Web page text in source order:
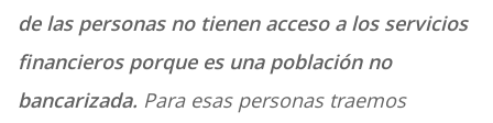
de las personas no tienen acceso a los servicios
financieros porque es una población no
bancarizada. Para esas personas traemos